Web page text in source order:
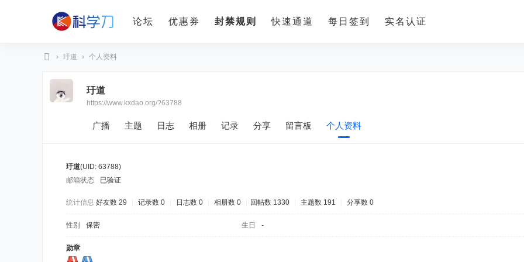
论坛 优惠券 封禁规则 快速通道 每日签到 实名认证
› 玗道 › 个人资料
玗道
https://www.kxdao.org/?63788
广播 主题 日志 相册 记录 分享 留言板 个人资料
玗道(UID: 63788)
邮箱状态
已验证
统计信息 好友数 29 记录数 0 日志数 0 相册数 0 回帖数 1330 主题数 191 分享数 0
性别 保密 生日 -
勋章